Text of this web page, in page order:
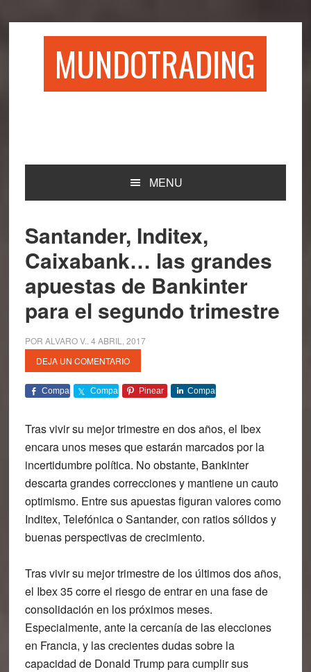
MUNDOTRADING
MENU
Santander, Inditex,
Caixabank… las grandes
apuestas de Bankinter
para el segundo trimestre
POR ALVARO V. 4 ABRIL, 2017
DEJA UN COMENTARIO
Comparte Comparte Pinear Comparte
Tras vivir su mejor trimestre en dos años, el Ibex
encara unos meses que estarán marcados por la
incertidumbre política. No obstante, Bankinter
descarta grandes correcciones y mantiene un cauto
optimismo. Entre sus apuestas figuran valores como
Inditex, Telefónica o Santander, con ratios sólidos y
buenas perspectivas de crecimiento.
Tras vivir su mejor trimestre de los últimos dos años,
el Ibex 35 corre el riesgo de entrar en una fase de
consolidación en los próximos meses.
Especialmente, ante la cercanía de las elecciones
en Francia, y las crecientes dudas sobre la
capacidad de Donald Trump para cumplir sus